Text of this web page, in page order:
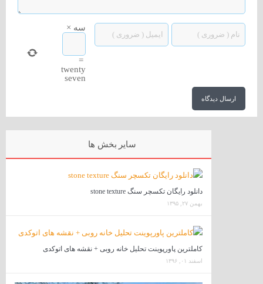
سه ×
=
twenty
seven
سایر بخش ها
دانلود رایگان تکسچر سنگ stone texture
بهمن ۲۷, ۱۳۹۵
کاملترین پاورپوینت تحلیل خانه روبی + نقشه های اتوکدی
اسفند ۰۱, ۱۳۹۶